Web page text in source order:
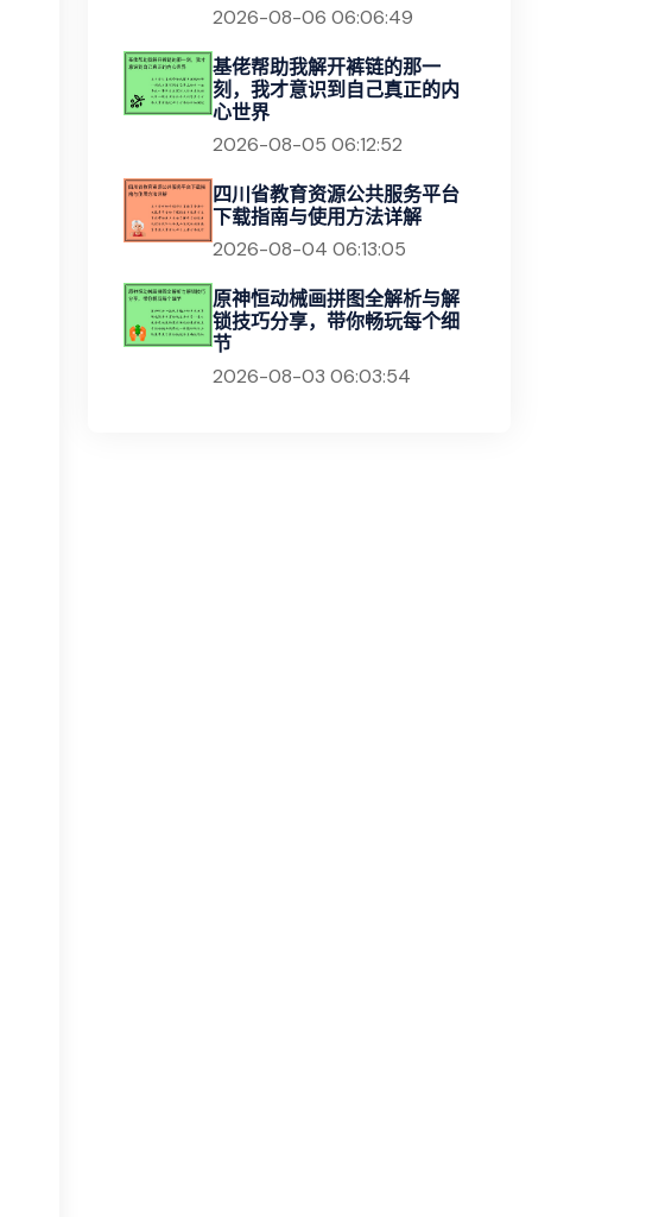
2026-08-06 06:06:49
基佬帮助我解开裤链的那一
刻，我才意识到自己真正的内
心世界
2026-08-05 06:12:52
四川省教育资源公共服务平台
下载指南与使用方法详解
2026-08-04 06:13:05
原神恒动械画拼图全解析与解
锁技巧分享，带你畅玩每个细
节
2026-08-03 06:03:54